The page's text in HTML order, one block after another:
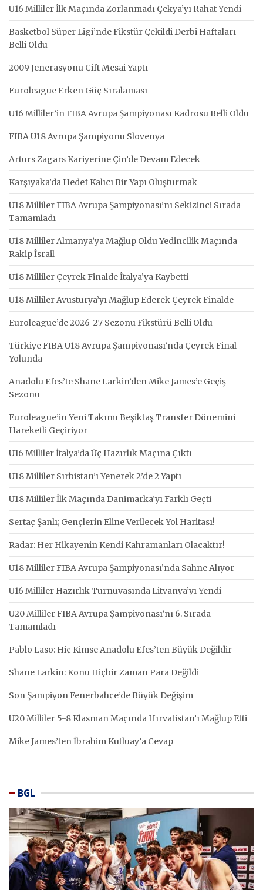
U16 Milliler İlk Maçında Zorlanmadı Çekya’yı Rahat Yendi
Basketbol Süper Ligi’nde Fikstür Çekildi Derbi Haftaları
Belli Oldu
2009 Jenerasyonu Çift Mesai Yaptı
Euroleague Erken Güç Sıralaması
U16 Milliler’in FIBA Avrupa Şampiyonası Kadrosu Belli Oldu
FIBA U18 Avrupa Şampiyonu Slovenya
Arturs Zagars Kariyerine Çin’de Devam Edecek
Karşıyaka’da Hedef Kalıcı Bir Yapı Oluşturmak
U18 Milliler FIBA Avrupa Şampiyonası’nı Sekizinci Sırada
Tamamladı
U18 Milliler Almanya’ya Mağlup Oldu Yedincilik Maçında
Rakip İsrail
U18 Milliler Çeyrek Finalde İtalya’ya Kaybetti
U18 Milliler Avusturya’yı Mağlup Ederek Çeyrek Finalde
Euroleague’de 2026-27 Sezonu Fikstürü Belli Oldu
Türkiye FIBA U18 Avrupa Şampiyonası’nda Çeyrek Final
Yolunda
Anadolu Efes’te Shane Larkin’den Mike James’e Geçiş
Sezonu
Euroleague’in Yeni Takımı Beşiktaş Transfer Dönemini
Hareketli Geçiriyor
U16 Milliler İtalya’da Üç Hazırlık Maçına Çıktı
U18 Milliler Sırbistan’ı Yenerek 2’de 2 Yaptı
U18 Milliler İlk Maçında Danimarka’yı Farklı Geçti
Sertaç Şanlı; Gençlerin Eline Verilecek Yol Haritası!
Radar: Her Hikayenin Kendi Kahramanları Olacaktır!
U18 Milliler FIBA Avrupa Şampiyonası’nda Sahne Alıyor
U16 Milliler Hazırlık Turnuvasında Litvanya’yı Yendi
U20 Milliler FIBA Avrupa Şampiyonası’nı 6. Sırada
Tamamladı
Pablo Laso: Hiç Kimse Anadolu Efes’ten Büyük Değildir
Shane Larkin: Konu Hiçbir Zaman Para Değildi
Son Şampiyon Fenerbahçe’de Büyük Değişim
U20 Milliler 5-8 Klasman Maçında Hırvatistan’ı Mağlup Etti
Mike James’ten İbrahim Kutluay’a Cevap
BGL